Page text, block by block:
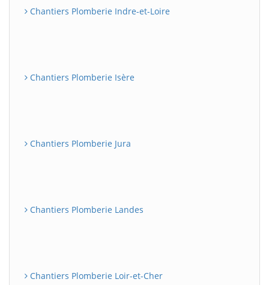
Chantiers Plomberie Indre-et-Loire
Chantiers Plomberie Isère
Chantiers Plomberie Jura
Chantiers Plomberie Landes
Chantiers Plomberie Loir-et-Cher